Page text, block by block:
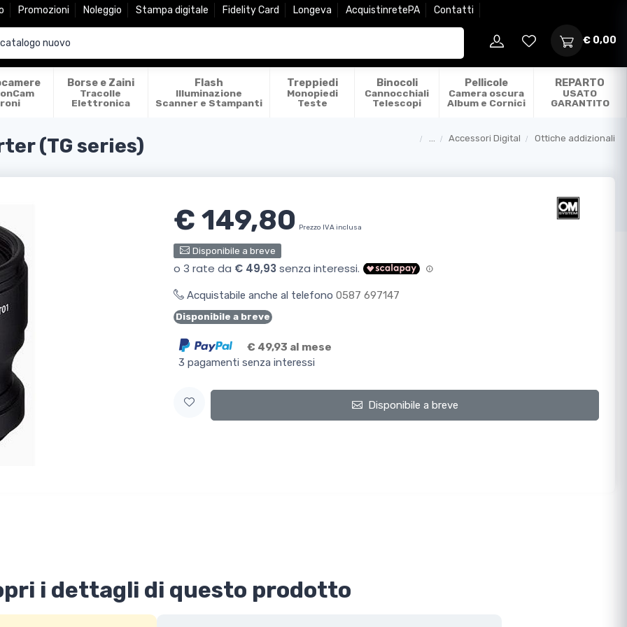
Promozioni Noleggio Stampa digitale Fidelity Card Longeva AcquistinretePA Contatti
€ 0,00
Borse e Zaini
Tracolle
Elettronica
Flash
Illuminazione
Scanner e Stampanti
Treppiedi
Monopiedi
Teste
Binocoli
Cannocchiali
Telescopi
Pellicole
Camera oscura
Album e Cornici
REPARTO
USATO
GARANTITO
Accessori Digital Ottiche addizionali
(TG series)
€ 149,80 Prezzo IVA inclusa
Disponibile a breve
Acquistabile anche al telefono 0587 697147
Disponibile a breve
€ 49,93 al mese
3 pagamenti senza interessi
Disponibile a breve
i dettagli di questo prodotto